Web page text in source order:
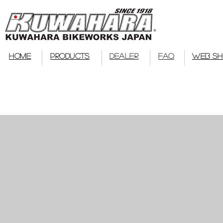
HOME PRODUCTS DEALER FAQ WEB